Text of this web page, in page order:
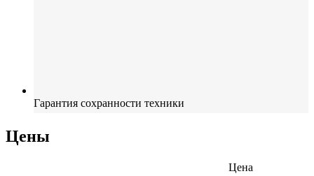
Гарантия сохранности техники
Цены
Цена